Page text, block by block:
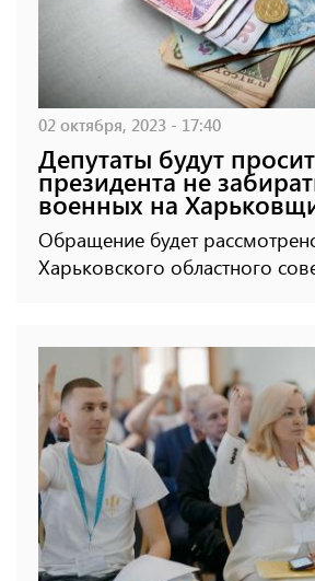
02 октября, 2023 - 17:40
Депутаты будут
президента не
военных на
Обращение будет
Харьковского областного